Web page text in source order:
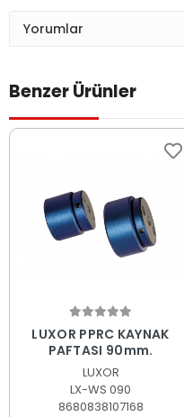
Yorumlar
Benzer Ürünler
LUXOR PPRC KAYNAK
PAFTASI 90mm.
LUXOR
LX-WS 090
8680838107168